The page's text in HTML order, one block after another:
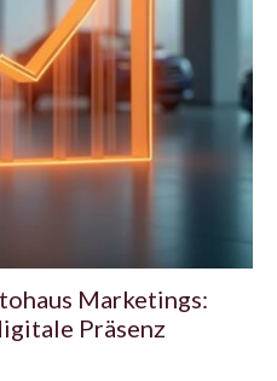
Marketings:
Präsenz